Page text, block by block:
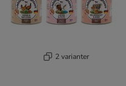
2 varianter